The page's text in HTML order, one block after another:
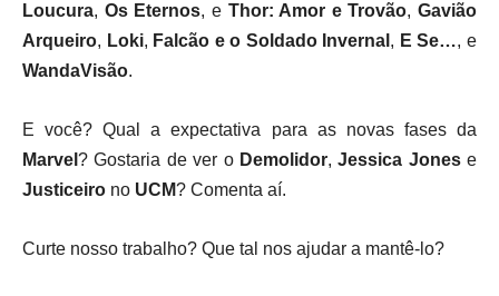
Loucura, Os Eternos, e Thor: Amor e Trovão, Gavião
Arqueiro, Loki, Falcão e o Soldado Invernal , E Se…, e
WandaVisão.
E você? Qual a expectativa para as novas fases da
Marvel ? Gostaria de ver o Demolidor,Jessica Jonese
Justiceiro no UCM? Comenta aí.
Curte nosso trabalho? Que tal nos ajudar a mantê-lo?